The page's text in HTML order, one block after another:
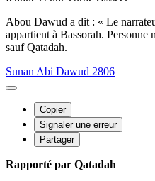
Abou Dawud a dit : « Le
appartient à Bassorah. Personne
sauf Qatadah.
Sunan Abi Dawud 2806
Copier
Signaler une erreur
Partager
Rapporté par Qatadah